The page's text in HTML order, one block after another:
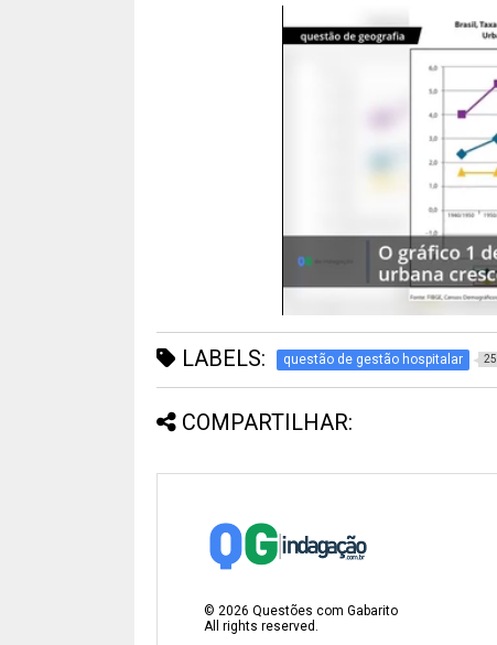
LABELS: questão de gestão hospitalar 25
COMPARTILHAR:
©2026 Questões com Gabarito
All rights reserved.